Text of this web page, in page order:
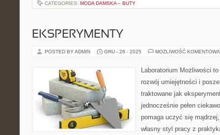
CATEGORIES: MODA DAMSKA – BUTY
EKSPERYMENTY
POSTED BY ADMIN GRU - 28 - 2025 MOŻLIWOŚĆ
Laboratorium Możliwości
rozwój umiejętności i
traktowane jak
jednocześnie pełen
pomaga uczyć się
własny styl pracy z